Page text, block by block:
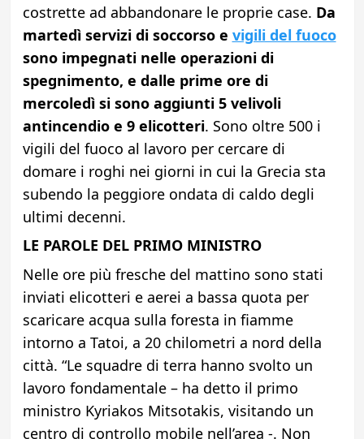
costrette ad abbandonare le proprie case. Da
martedì servizi di soccorso e vigili del fuoco
sono impegnati nelle operazioni di
spegnimento, e dalle prime ore di
mercoledì si sono aggiunti 5 velivoli
antincendio e 9 elicotteri. Sono oltre 500 i
vigili del fuoco al lavoro per cercare di
domare i roghi nei giorni in cui la Grecia sta
subendo la peggiore ondata di caldo degli
ultimi decenni.
LE PAROLE DEL PRIMO MINISTRO
Nelle ore più fresche del mattino sono stati
inviati elicotteri e aerei a bassa quota per
scaricare acqua sulla foresta in fiamme
intorno a Tatoi, a 20 chilometri a nord della
città. “Le squadre di terra hanno svolto un
lavoro fondamentale – ha detto il primo
ministro Kyriakos Mitsotakis, visitando un
centro di controllo mobile nell’area -. Non